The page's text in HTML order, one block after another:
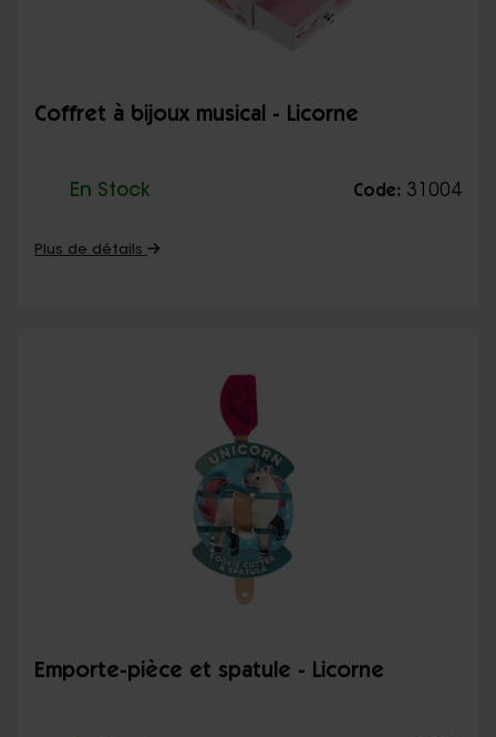
Coffret à bijoux musical - Licorne
En Stock Code: 31004
Plus de détails
Emporte-pièce et spatule - Licorne